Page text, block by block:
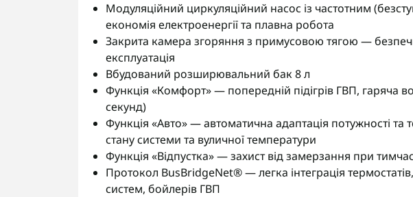
Модуляційний циркуляційний насос із частотним
економія електроенергії та плавна робота
Закрита камера згоряння з примусовою тягою —
експлуатація
Вбудований розширювальний бак 8 л
Функція «Комфорт» — попередній підігрів ГВП, гаряча
секунд)
Функція «Авто» — автоматична адаптація потужності та
стану системи та вуличної температури
Функція «Відпустка» — захист від замерзання при
Протокол BusBridgeNet® — легка інтеграція
систем, бойлерів ГВП